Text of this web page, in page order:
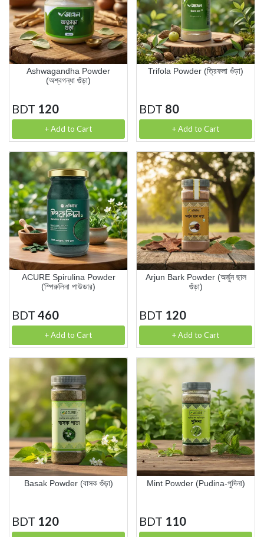
Ashwagandha Powder
(অশ্বগন্ধা গুঁড়া)
BDT 120
+ Add to Cart
Trifola Powder (ত্রিফলা গুঁড়া)
BDT 80
+ Add to Cart
ACURE Spirulina Powder
(স্পিরুলিনা পাউডার)
BDT 460
+ Add to Cart
Arjun Bark Powder (অর্জুন ছাল
গুঁড়া)
BDT 120
+ Add to Cart
Basak Powder (বাসক গুঁড়া)
BDT 120
Mint Powder (Pudina-পুদিনা)
BDT 110